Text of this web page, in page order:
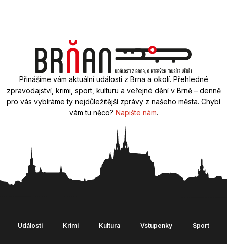
Přinášíme vám aktuální události z Brna a okolí. Přehledné
zpravodajství, krimi, sport, kulturu a veřejné dění v Brně – denně
pro vás vybíráme ty nejdůležitější zprávy z našeho města. Chybí
vám tu něco? Napište nám.
Události Krimi Kultura Vstupenky Sport